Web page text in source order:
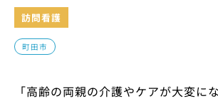
訪問看護
町田市
「高齢の両親の介護やケアが大変に